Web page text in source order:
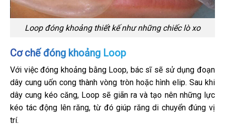
Loop đóng khoảng thiết kế như những chiếc lò xo
Cơ chế đóng khoảng Loop
Với việc đóng khoảng bằng Loop, bác sĩ sẽ sử dụng đoạn
dây cung uốn cong thành vòng tròn hoặc hình elip. Sau khi
dây cung kéo căng, Loop sẽ giãn ra và tạo nên những lực
kéo tác động lên răng, từ đó giúp răng di chuyển đúng vị
trí.